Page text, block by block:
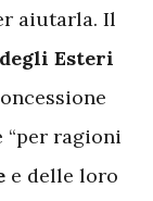
aiutarla. Il
Esteri
“per ragioni
e delle loro